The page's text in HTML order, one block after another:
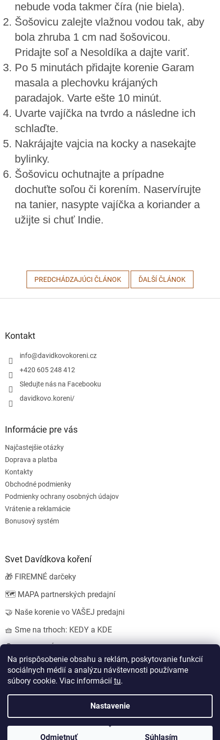
Na prispôsobenie obsahu a reklám, poskytovanie funkcií
sociálnych médií a analýzu návštevnosti používame
súbory cookie. Viac informácií tu.
Nastavenie
Odmietnuť Súhlasím
nebude voda takmer číra (nie biela).
Šošovicu zalejte vlažnou vodou tak, aby
bola zhruba 1 cm nad šošovicou.
Pridajte soľ a Nesoldíka a dajte variť.
Po 5 minutách přidajte korenie Garam
masala a plechovku krájaných
paradajok. Varte ešte 10 minút.
Uvarte vajíčka na tvrdo a následne ich
schlaďte.
Nakrájajte vajcia na kocky a nasekajte
bylinky.
Šošovicu ochutnajte a prípadne
dochuťte soľou či korením. Naservírujte
na tanier, nasypte vajíčka a koriander a
užijte si chuť Indie.
PREDCHÁDZAJÚCI ČLÁNOK ĎALŠÍ ČLÁNOK
Kontakt
info@davidkovokoreni.cz
+420 605 248 412
Sledujte nás na Facebooku
davidkovo.koreni/
Informácie pre vás
Najčastejšie otázky
Doprava a platba
Kontakty
Obchodné podmienky
Podmienky ochrany osobných údajov
Vrátenie a reklamácie
Bonusový systém
Svet Davídkova koření
🎁 FIREMNÉ darčeky
🗺️ MAPA partnerských predajní
🤝 Naše korenie vo VAŠEJ predajni
🧺 Sme na trhoch: KEDY a KDE
💍 SVADOBNÉ darčeky
EshopyUmíme.cz
Koření od Davídka s.r.o.
Upraviť nastavenie cookies